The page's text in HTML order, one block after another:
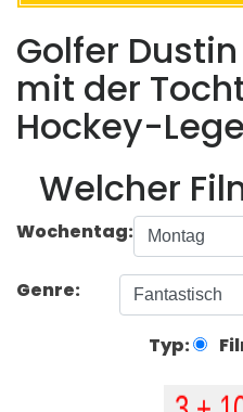
Golfer
mit der
Hockey-
Welcher
Wochentag:
Genre:
Typ: